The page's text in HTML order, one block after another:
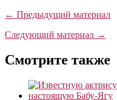
← Предыдущий материал
Следующий материал →
Смотрите также